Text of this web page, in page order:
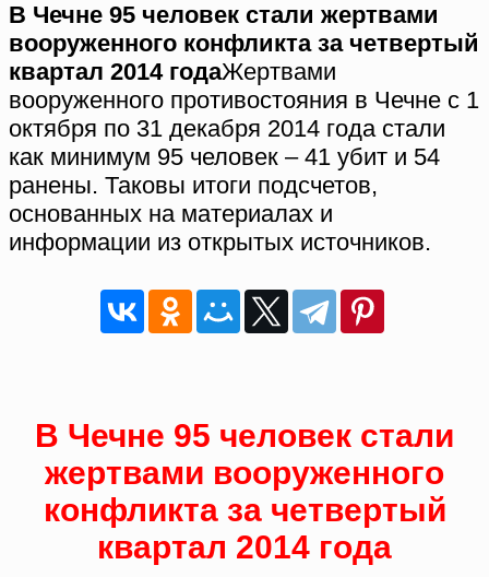
В Чечне 95 человек стали жертвами
вооруженного конфликта за четвертый
квартал 2014 годаЖертвами
вооруженного противостояния в Чечне с 1
октября по 31 декабря 2014 года стали
как минимум 95 человек – 41 убит и 54
ранены. Таковы итоги подсчетов,
основанных на материалах и
информации из открытых источников.
В Чечне 95 человек стали
жертвами вооруженного
конфликта за четвертый
квартал 2014 года